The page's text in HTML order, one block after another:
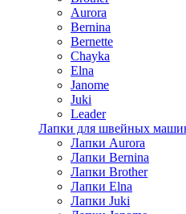
Aurora
Bernina
Bernette
Chayka
Elna
Janome
Juki
Leader
Лапки для швейных
Лапки Aurora
Лапки Bernina
Лапки Brother
Лапки Elna
Лапки Juki